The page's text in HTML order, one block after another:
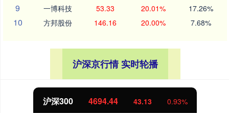
9 一博科技 53.33 20.01% 17.26%
10 方邦股份 146.16 20.00% 7.68%
沪深京行情 实时轮播
北证50 1134.24 11.37 1.01%